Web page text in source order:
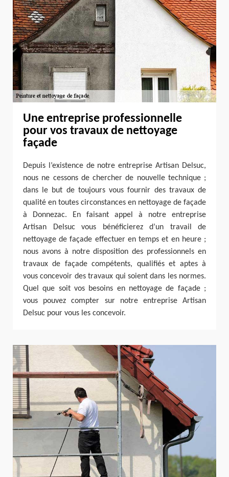
Une entreprise professionnelle
pour vos travaux de nettoyage
façade
Depuis l’existence de notre entreprise Artisan Delsuc,
nous ne cessons de chercher de nouvelle technique ;
dans le but de toujours vous fournir des travaux de
qualité en toutes circonstances en nettoyage de façade
à Donnezac. En faisant appel à notre entreprise
Artisan Delsuc vous bénéficierez d’un travail de
nettoyage de façade effectuer en temps et en heure ;
nous avons à notre disposition des professionnels en
travaux de façade compétents, qualifiés et aptes à
vous concevoir des travaux qui soient dans les normes.
Quel que soit vos besoins en nettoyage de façade ;
vous pouvez compter sur notre entreprise Artisan
Delsuc pour vous les concevoir.